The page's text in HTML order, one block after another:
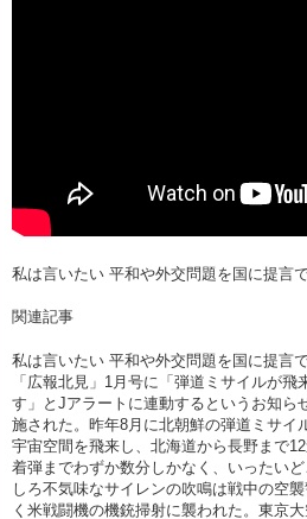
私は言いたい 平和や外交問題を国に提言
関連記事
私は言いたい 平和や外交問題を国に提言
「広報北見」1月号に「弾道ミサイルが
す」とJアラートに連動するというお知ら
施された。昨年8月に北朝鮮の弾道ミサイ
宇宙空間を飛来し、北海道から長野まで
着弾までわずか数分しかなく、いったい
しろ不気味なサイレンの吹鳴は戦中の空
く米戦闘機の機銃掃射に襲われた。東京